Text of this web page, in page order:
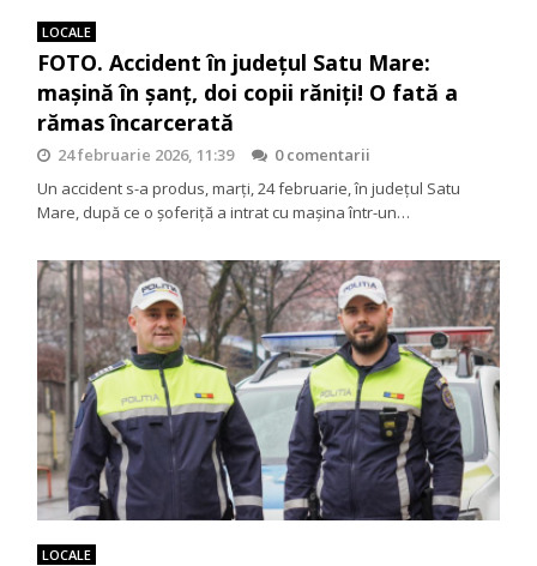
LOCALE
FOTO. Accident în județul Satu Mare:
mașină în șanț, doi copii răniți! O fată a
rămas încarcerată
24 februarie 2026, 11:39
0 comentarii
Un accident s-a produs, marți, 24 februarie, în județul Satu
Mare, după ce o șoferiță a intrat cu mașina într-un…
LOCALE